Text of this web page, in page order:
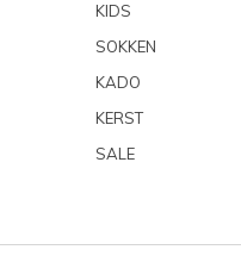
KIDS
SOKKEN
KADO
KERST
SALE